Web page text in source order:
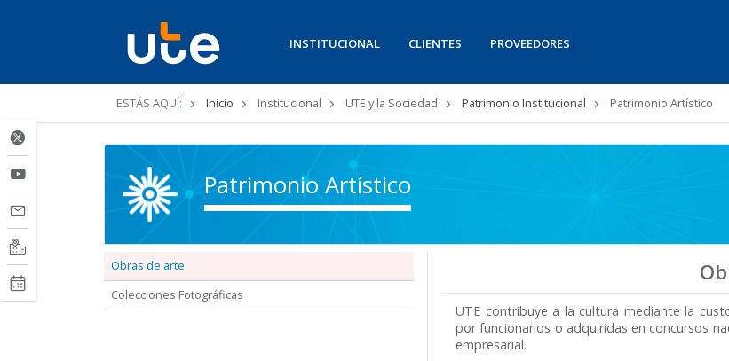
INSTITUCIONAL CLIENTES PROVEEDORES
Ruta
de
navegación
ESTÁS AQUÍ: Inicio Institucional UTE y la Sociedad Patrimonio Institucional Patrimonio Artístico
Patrimonio Artístico
Obras de arte
Colecciones Fotográficas
UTE contribuye a la cultura mediante la
por funcionarios o adquiridas en concursos
empresarial.